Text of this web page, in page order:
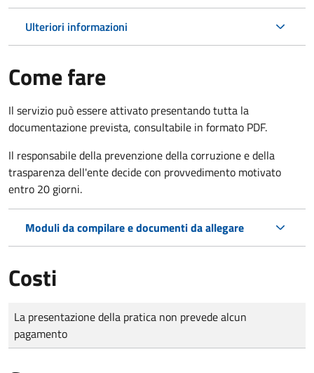
Ulteriori informazioni
Come fare
Il servizio può essere attivato presentando tutta la
documentazione prevista, consultabile in formato PDF.
Il responsabile della prevenzione della corruzione e della
trasparenza dell'ente decide con provvedimento motivato
entro 20 giorni.
Moduli da compilare e documenti da allegare
Costi
Tipo di pagamento
Importo
La presentazione della pratica non prevede alcun
pagamento